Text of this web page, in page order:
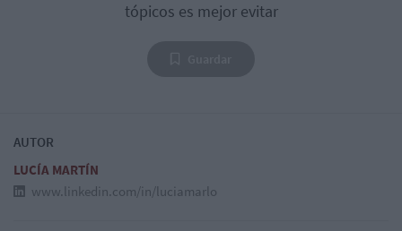
tópicos es mejor evitar
AUTOR
LUCÍA MARTÍN
www.linkedin.com/in/luciamarlo